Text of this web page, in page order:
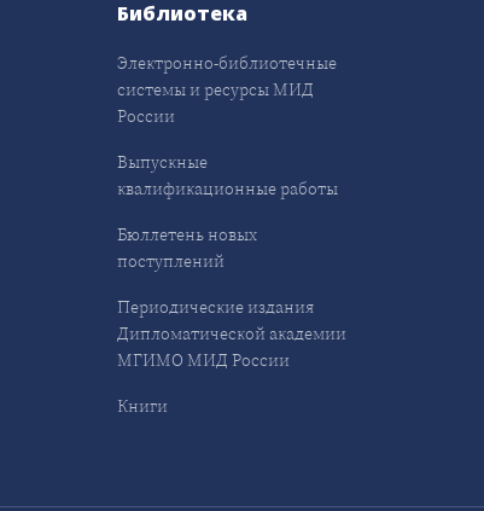
Библиотека
Электронно-библиотечные
системы и ресурсы МИД
России
Выпускные
квалификационные работы
Бюллетень новых
поступлений
Периодические издания
Дипломатической академии
МГИМО МИД России
Книги